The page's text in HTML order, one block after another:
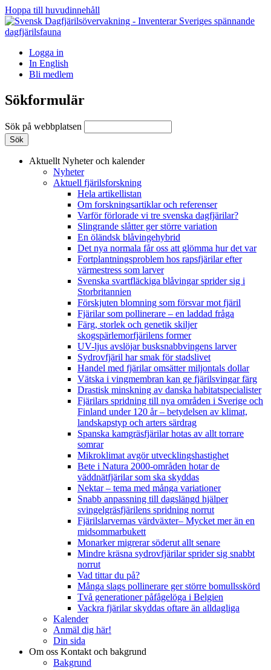
Hoppa till huvudinnehåll
Logga in
In English
Bli medlem
Sökformulär
Sök på webbplatsen
Aktuellt Nyheter och kalender
Nyheter
Aktuell fjärilsforskning
Hela artikellistan
Om forskningsartiklar och referenser
Varför förlorade vi tre svenska dagfjärilar?
Slingrande slåtter ger större variation
En öländsk blåvingehybrid
Det nya normala får oss att glömma hur det var
Fortplantningsproblem hos rapsfjärilar efter
värmestress som larver
Svenska svartfläckiga blåvingar sprider sig i
Storbritannien
Förskjuten blomning som försvar mot fjäril
Fjärilar som pollinerare – en laddad fråga
Färg, storlek och genetik skiljer
skogspärlemorfjärilens former
UV-ljus avslöjar busksnabbvingens larver
Sydrovfjäril har smak för stadslivet
Handel med fjärilar omsätter miljontals dollar
Vätska i vingmembran kan ge fjärilsvingar färg
Drastisk minskning av danska habitatspecialister
Fjärilars spridning till nya områden i Sverige och
Finland under 120 år– betydelsen av klimat,
landskapstyp och arters särdrag
Spanska kamgräsfjärilar hotas av allt torrare
somrar
Mikroklimat avgör utvecklingshastighet
Bete i Natura 2000-områden hotar de
väddnätfjärilar som ska skyddas
Nektar – tema med många variationer
Snabb anpassning till dagslängd hjälper
svingelgräsfjärilens spridning norrut
Fjärilslarvernas värdväxter– Mycket mer än en
midsommarbukett
Monarker migrerar söderut allt senare
Mindre kräsna sydrovfjärilar sprider sig snabbt
norrut
Vad tittar du på?
Många slags pollinerare ger större bomullsskörd
Två generationer påfågelöga i Belgien
Vackra fjärilar skyddas oftare än alldagliga
Kalender
Anmäl dig här!
Din sida
Om oss Kontakt och bakgrund
Bakgrund